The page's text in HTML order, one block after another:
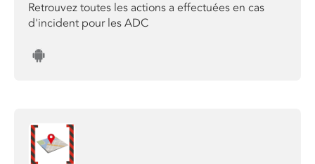
Retrouvez toutes les actions a effectuées en cas
d'incident pour les ADC